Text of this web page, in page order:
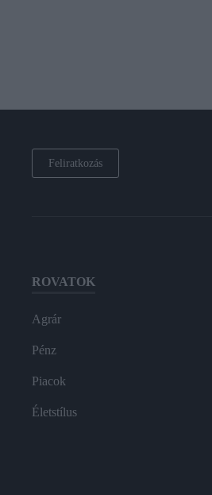
Feliratkozás
ROVATOK
Agrár
Pénz
Piacok
Életstílus